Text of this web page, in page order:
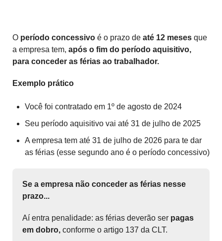
O período concessivo é o prazo de até 12 meses que
a empresa tem, após o fim do período aquisitivo,
para conceder as férias ao trabalhador.
Exemplo prático
Você foi contratado em 1º de agosto de 2024
Seu período aquisitivo vai até 31 de julho de 2025
A empresa tem até 31 de julho de 2026 para te dar
as férias (esse segundo ano é o período concessivo)
Se a empresa não conceder as férias nesse
prazo...
Aí entra penalidade: as férias deverão ser pagas
em dobro, conforme o artigo 137 da CLT.